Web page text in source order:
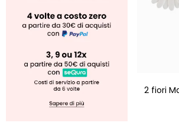
2 fiori